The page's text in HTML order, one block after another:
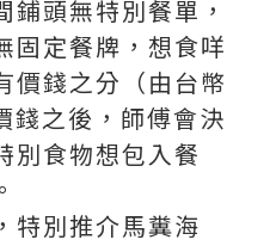
頭無特別餐單，
固定餐牌，想食咩
價錢之分（由台幣
之後，師傅會決
別食物想包入餐
特別推介馬糞海